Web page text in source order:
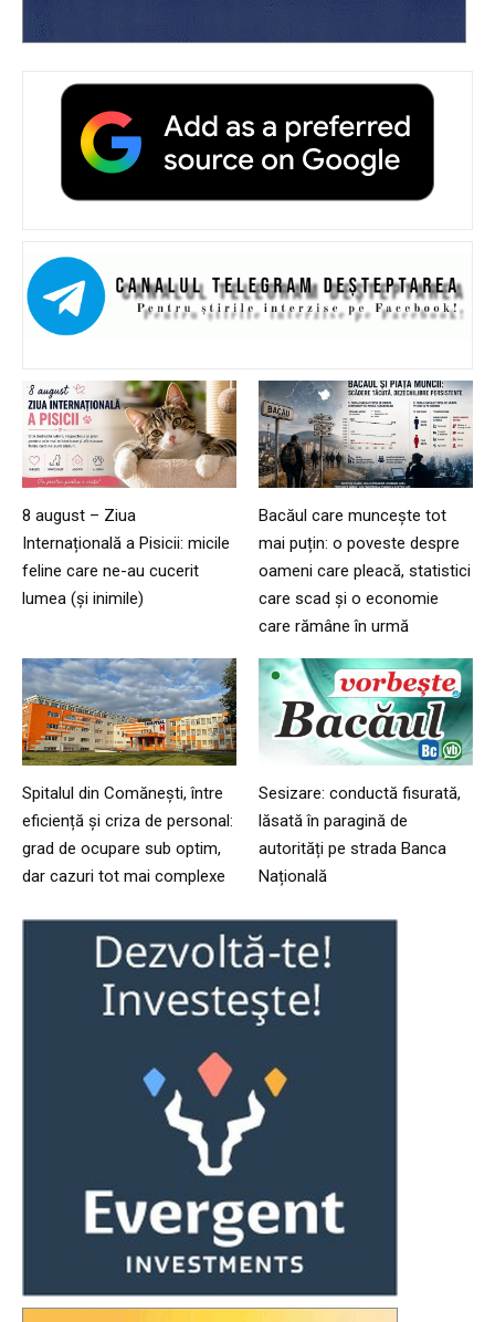
8 august – Ziua
Internațională a Pisicii: micile
feline care ne-au cucerit
lumea (și inimile)
Bacăul care muncește tot
mai puțin: o poveste despre
oameni care pleacă, statistici
care scad și o economie
care rămâne în urmă
Spitalul din Comănești, între
eficiență și criza de personal:
grad de ocupare sub optim,
dar cazuri tot mai complexe
Sesizare: conductă fisurată,
lăsată în paragină de
autorități pe strada Banca
Națională